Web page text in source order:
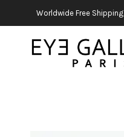
Worldwide Free Shipping